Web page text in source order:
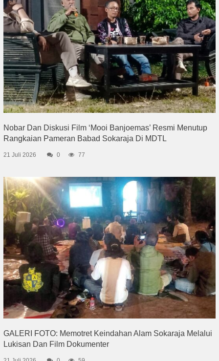
Nobar Dan Diskusi Film ‘Mooi Banjoemas’ Resmi Menutup
Rangkaian Pameran Babad Sokaraja Di MDTL
21 Juli 2026 0 77
GALERI FOTO: Memotret Keindahan Alam Sokaraja Melalui
Lukisan Dan Film Dokumenter